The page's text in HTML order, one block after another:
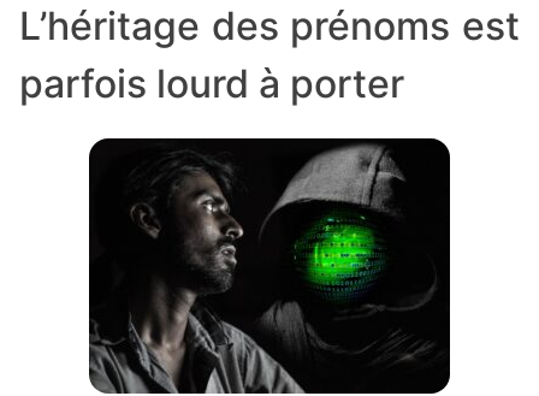
L’héritage des prénoms est
parfois lourd à porter